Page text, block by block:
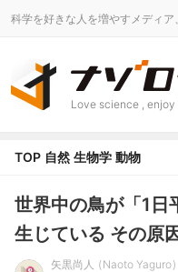
科学を好きな人を増やすメディア
Love science , enjoy
TOP 自然 生物学 動物
世界中の鳥が「1
生じている その原
矢黒尚人
Naoto Yaguro